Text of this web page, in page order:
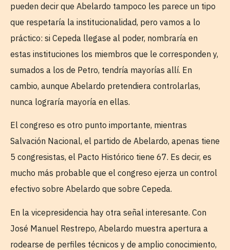
pueden decir que Abelardo tampoco les parece un tipo
que respetaría la institucionalidad, pero vamos a lo
práctico: si Cepeda llegase al poder, nombraría en
estas instituciones los miembros que le corresponden y,
sumados a los de Petro, tendría mayorías allí. En
cambio, aunque Abelardo pretendiera controlarlas,
nunca lograría mayoría en ellas.
El congreso es otro punto importante, mientras
Salvación Nacional, el partido de Abelardo, apenas tiene
5 congresistas, el Pacto Histórico tiene 67. Es decir, es
mucho más probable que el congreso ejerza un control
efectivo sobre Abelardo que sobre Cepeda.
En la vicepresidencia hay otra señal interesante. Con
José Manuel Restrepo, Abelardo muestra apertura a
rodearse de perfiles técnicos y de amplio conocimiento,